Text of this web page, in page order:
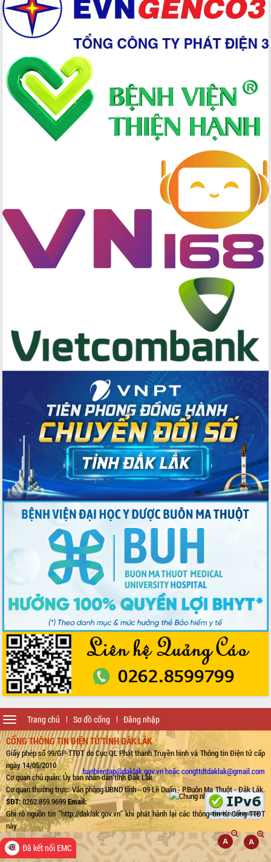
Trang chủ Sơ đồ cổng Đăng nhập
Toggle
navigation
CỔNG THÔNG TIN ĐIỆN TỬ TỈNH ĐẮK LẮK
Giấy phép số 99/GP-TTĐT do Cục QL Phát thanh Truyền hình và Thông tin Điện tử cấp
ngày 14/05/2010
Cơ quan chủ quản: Ủy ban nhân dân tỉnh Đắk Lắk
Cơ quan thường trực: Văn phòng UBND tỉnh - 09 Lê Duẩn - P.Buôn Ma Thuột - Đắk Lắk.
SĐT:0262.859.9699Email:
banbientap@daklak.gov.vn hoặc congttdtdaklak@gmail.com
Ghi rõ nguồn tin "http://daklak.gov.vn" khi phát hành lại các thông tin từ Cổng TTĐT
này
Đã kết nối EMC